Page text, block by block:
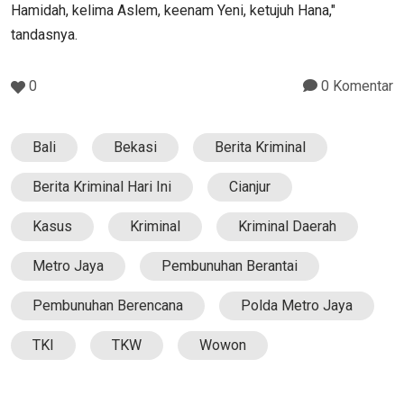
Hamidah, kelima Aslem, keenam Yeni, ketujuh Hana,"
tandasnya.
0 0 Komentar
Bali Bekasi Berita Kriminal
Berita Kriminal Hari Ini Cianjur
Kasus Kriminal Kriminal Daerah
Metro Jaya Pembunuhan Berantai
Pembunuhan Berencana Polda Metro Jaya
TKI TKW Wowon